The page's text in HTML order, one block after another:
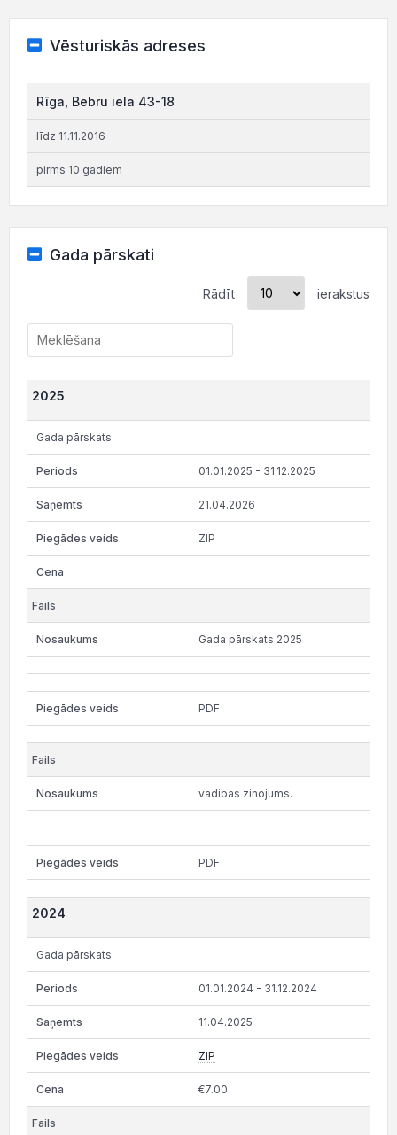
Vēsturiskās adreses
Rīga, Bebru iela 43-18
līdz 11.11.2016
pirms 10 gadiem
Gada pārskati
Rādīt ierakstus
2025
Gada pārskats
01.01.2025 - 31.12.2025
21.04.2026
ZIP
Gada pārskats 2025
PDF
vadibas zinojums.
PDF
2024
Gada pārskats
01.01.2024 - 31.12.2024
11.04.2025
ZIP
€7.00